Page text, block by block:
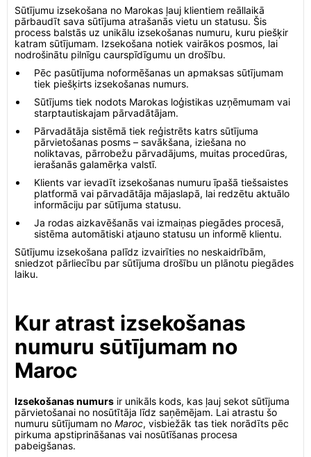
Sūtījumu izsekošana no Marokas ļauj klientiem reāllaikā
pārbaudīt sava sūtījuma atrašanās vietu un statusu. Šis
process balstās uz unikālu izsekošanas numuru, kuru piešķir
katram sūtījumam. Izsekošana notiek vairākos posmos, lai
nodrošinātu pilnīgu caurspīdīgumu un drošību.
Pēc pasūtījuma noformēšanas un apmaksas sūtījumam
tiek piešķirts izsekošanas numurs.
Sūtījums tiek nodots Marokas loģistikas uzņēmumam vai
starptautiskajam pārvadātājam.
Pārvadātāja sistēmā tiek reģistrēts katrs sūtījuma
pārvietošanas posms – savākšana, iziešana no
noliktavas, pārrobežu pārvadājums, muitas procedūras,
ierašanās galamērķa valstī.
Klients var ievadīt izsekošanas numuru īpašā tiešsaistes
platformā vai pārvadātāja mājaslapā, lai redzētu aktuālo
informāciju par sūtījuma statusu.
Ja rodas aizkavēšanās vai izmaiņas piegādes procesā,
sistēma automātiski atjauno statusu un informē klientu.
Sūtījumu izsekošana palīdz izvairīties no neskaidrībām,
sniedzot pārliecību par sūtījuma drošību un plānotu piegādes
laiku.
Kur atrast izsekošanas
numuru sūtījumam no
Maroc
Izsekošanas numurs ir unikāls kods, kas ļauj sekot sūtījuma
pārvietošanai no nosūtītāja līdz saņēmējam. Lai atrastu šo
numuru sūtījumam no Maroc, visbiežāk tas tiek norādīts pēc
pirkuma apstiprināšanas vai nosūtīšanas procesa
pabeigšanas.